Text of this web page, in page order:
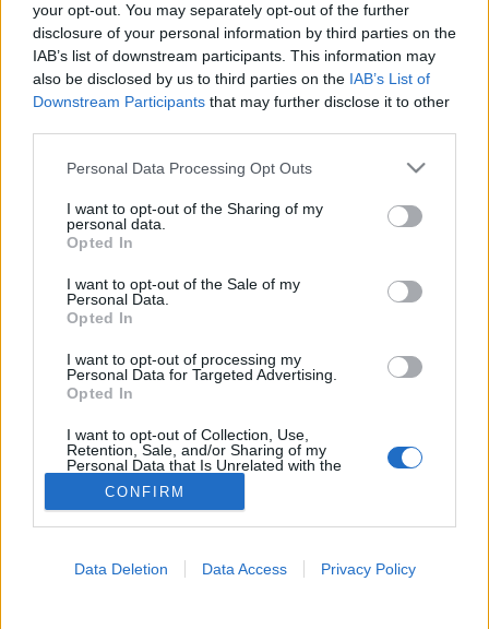
your opt-out. You may separately opt-out of the further
disclosure of your personal information by third parties on the
IAB’s list of downstream participants. This information may
also be disclosed by us to third parties on the IAB’s List of
Downstream Participants that may further disclose it to other
Please note that this website/app uses one or more Google
not limited to your visit or usage behaviour. You may click to
grant or deny consent to Google and its third-party tags to
use your data for below specified purposes in below Google
consent section.
Personal Data Processing Opt Outs
I want to opt-out of the Sharing of my
personal data.
Opted In
I want to opt-out of the Sale of my
Personal Data.
Opted In
I want to opt-out of processing my
Personal Data for Targeted Advertising.
Opted In
I want to opt-out of Collection, Use,
Retention, Sale, and/or Sharing of my
Personal Data that Is Unrelated with the
Purposes for which it was collected.
Opted Out
CONFIRM
Data Deletion Data Access Privacy Policy
Természetes gyógymódok
2024. július 31. 15:04